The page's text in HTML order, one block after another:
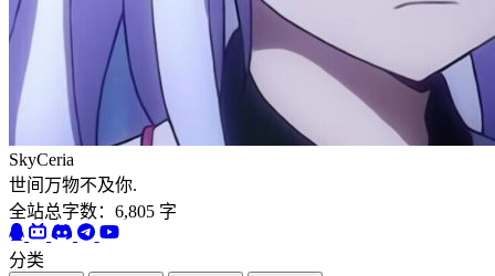
SkyCeria
世间万物不及你.
全站总字数：6,805 字
分类